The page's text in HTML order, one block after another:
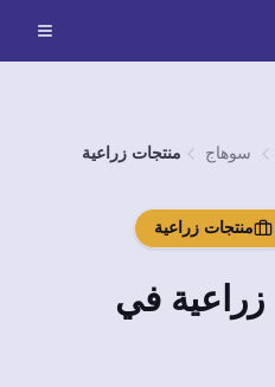
سوهاج منتجات زراعية
منتجات زراعية
في